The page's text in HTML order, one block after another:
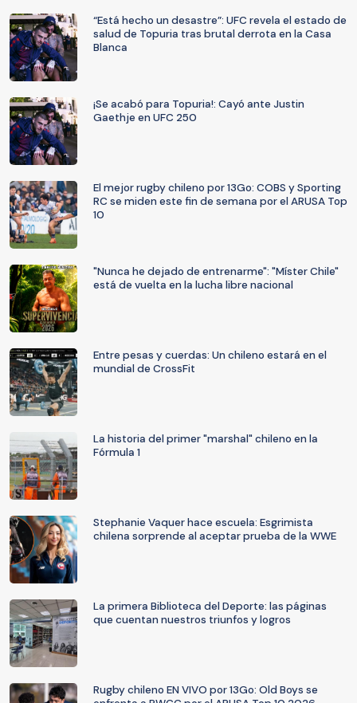
“Está hecho un desastre”: UFC revela el estado de
salud de Topuria tras brutal derrota en la Casa
Blanca
¡Se acabó para Topuria!: Cayó ante Justin
Gaethje en UFC 250
El mejor rugby chileno por 13Go: COBS y Sporting
RC se miden este fin de semana por el ARUSA Top
10
"Nunca he dejado de entrenarme": "Míster Chile"
está de vuelta en la lucha libre nacional
Entre pesas y cuerdas: Un chileno estará en el
mundial de CrossFit
La historia del primer "marshal" chileno en la
Fórmula 1
Stephanie Vaquer hace escuela: Esgrimista
chilena sorprende al aceptar prueba de la WWE
La primera Biblioteca del Deporte: las páginas
que cuentan nuestros triunfos y logros
Rugby chileno EN VIVO por 13Go: Old Boys se